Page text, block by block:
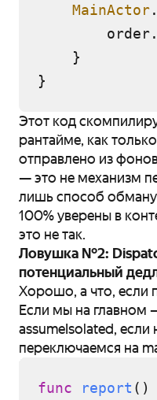
MainActor
    }
Этот код
рантайме, как
отправлено из
— это не механизм
лишь способ
100% уверены в
это не так.
Ловушка №2:
потенциальный
Хорошо, а что, если
Если мы на главном
assumeIsolated,
переключаемся на
func report ()